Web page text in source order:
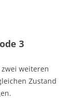
3
weiteren
Zustand